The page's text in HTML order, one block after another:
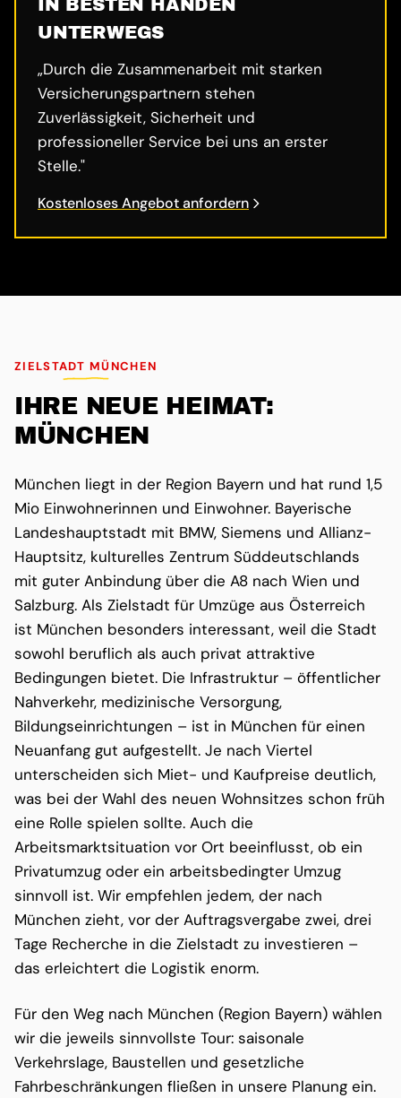
IN BESTEN HÄNDEN
UNTERWEGS
„Durch die Zusammenarbeit mit starken
Versicherungspartnern stehen
Zuverlässigkeit, Sicherheit und
professioneller Service bei uns an erster
Stelle."
Kostenloses Angebot anfordern
ZIELSTADT MÜNCHEN
IHRE NEUE HEIMAT:
MÜNCHEN
München liegt in der Region Bayern und hat rund 1,5
Mio Einwohnerinnen und Einwohner. Bayerische
Landeshauptstadt mit BMW, Siemens und Allianz-
Hauptsitz, kulturelles Zentrum Süddeutschlands
mit guter Anbindung über die A8 nach Wien und
Salzburg. Als Zielstadt für Umzüge aus Österreich
ist München besonders interessant, weil die Stadt
sowohl beruflich als auch privat attraktive
Bedingungen bietet. Die Infrastruktur – öffentlicher
Nahverkehr, medizinische Versorgung,
Bildungseinrichtungen – ist in München für einen
Neuanfang gut aufgestellt. Je nach Viertel
unterscheiden sich Miet- und Kaufpreise deutlich,
was bei der Wahl des neuen Wohnsitzes schon früh
eine Rolle spielen sollte. Auch die
Arbeitsmarktsituation vor Ort beeinflusst, ob ein
Privatumzug oder ein arbeitsbedingter Umzug
sinnvoll ist. Wir empfehlen jedem, der nach
München zieht, vor der Auftragsvergabe zwei, drei
Tage Recherche in die Zielstadt zu investieren –
das erleichtert die Logistik enorm.
Für den Weg nach München (Region Bayern) wählen
wir die jeweils sinnvollste Tour: saisonale
Verkehrslage, Baustellen und gesetzliche
Fahrbeschränkungen fließen in unsere Planung ein.